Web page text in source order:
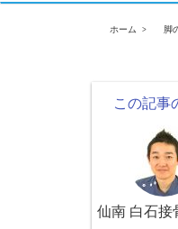
ホーム 脚
この記事
仙南 白石接